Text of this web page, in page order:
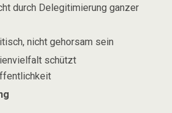
durch Delegitimierung ganzer
nicht gehorsam sein
schützt